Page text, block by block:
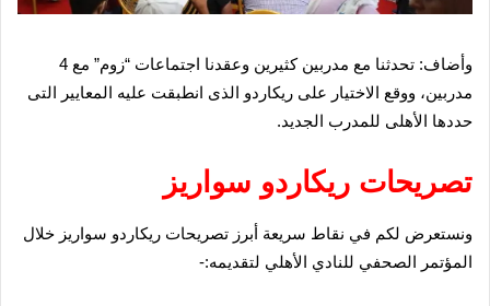
وأضاف: تحدثنا مع مدربين كثيرين وعقدنا اجتماعات “زوم” مع 4
مدربين، ووقع الاختيار على ريكاردو الذى انطبقت عليه المعايير التى
حددها الأهلى للمدرب الجديد.
تصريحات ريكاردو سواريز
ونستعرض لكم في نقاط سريعة أبرز تصريحات ريكاردو سواريز خلال
المؤتمر الصحفي للنادي الأهلي لتقديمه:-